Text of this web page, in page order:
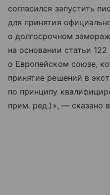
согласился запустить
для принятия
о долгосрочном
на основании статьи
о Европейском союзе,
принятие решений в
по принципу
прим. ред.)», — сказано